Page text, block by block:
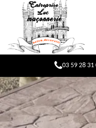
03 59 28 31